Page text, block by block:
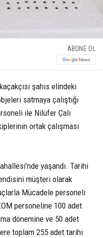
ABONE OL
şahıs elindeki
satmaya çalıştığı
ile Nilüfer Çalı
ortak çalışması
yaşandı. Tarihi
müşteri olarak
Mücadele personeli
personeline 100 adet
dönemine ve 50 adet
toplam 255 adet tarihi